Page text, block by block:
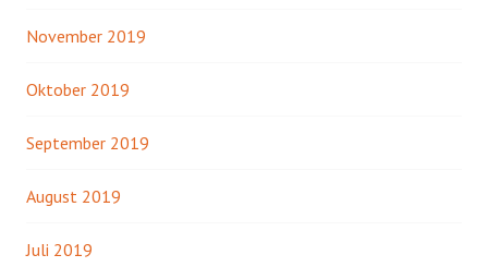
November 2019
Oktober 2019
September 2019
August 2019
Juli 2019